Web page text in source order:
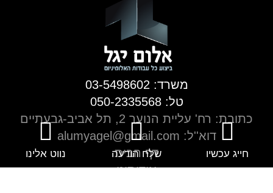
נווט אלינו שלח הודעה חייג עכשיו
משרד: 03-5498602
טל: 050-2335568
כתובת: רח' עליית הנוער 2, תל אביב-גבעתיים
דוא''ל: alumyagel@gmail.com
דף הבית
אודותינו